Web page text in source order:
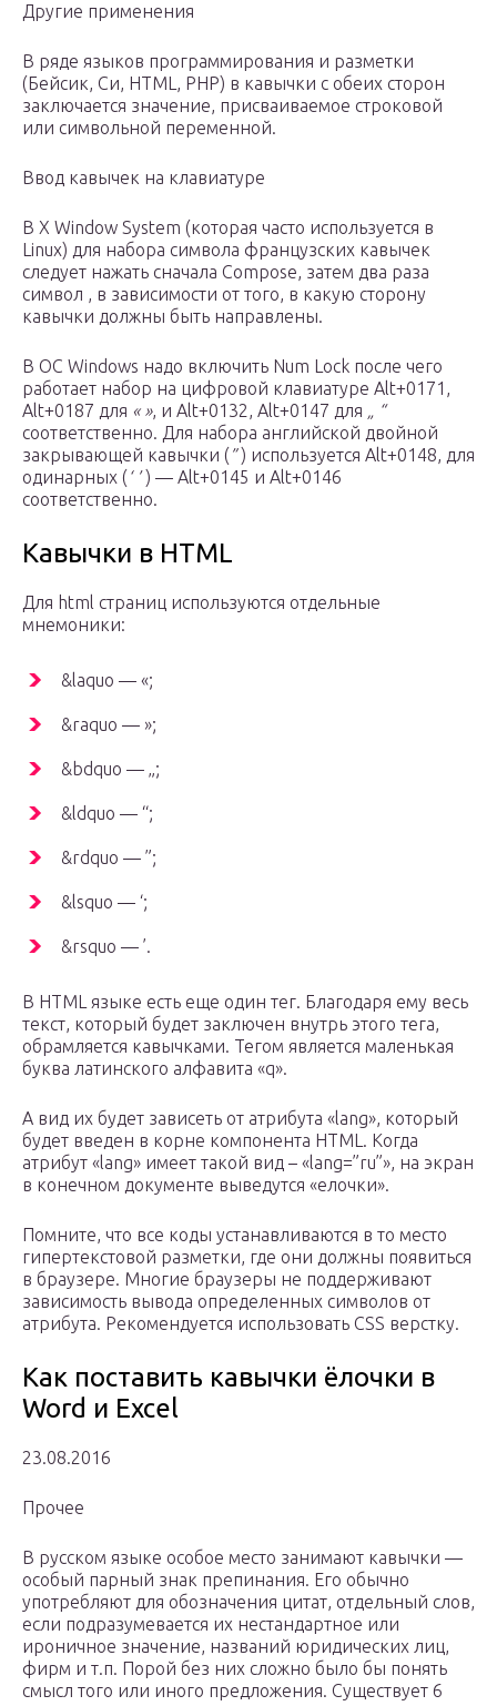
Другие применения
В ряде языков программирования и разметки
(Бейсик, Си, HTML, PHP) в кавычки с обеих сторон
заключается значение, присваиваемое строковой
или символьной переменной.
Ввод кавычек на клавиатуре
В X Window System (которая часто используется в
Linux) для набора символа французских кавычек
следует нажать сначала Compose, затем два раза
символ , в зависимости от того, в какую сторону
кавычки должны быть направлены.
В ОС Windows надо включить Num Lock после чего
работает набор на цифровой клавиатуре Alt+0171,
Alt+0187 для « », и Alt+0132, Alt+0147 для „ “
соответственно. Для набора английской двойной
закрывающей кавычки (”) используется Alt+0148, для
одинарных (‘ ’) — Alt+0145 и Alt+0146
соответственно.
Кавычки в HTML
Для html страниц используются отдельные
мнемоники:
&laquo — «;
&raquo — »;
&bdquo — „;
&ldquo — “;
&rdquo — ”;
&lsquo — ‘;
&rsquo — ’.
В HTML языке есть еще один тег. Благодаря ему весь
текст, который будет заключен внутрь этого тега,
обрамляется кавычками. Тегом является маленькая
буква латинского алфавита «q».
А вид их будет зависеть от атрибута «lang», который
будет введен в корне компонента HTML. Когда
атрибут «lang» имеет такой вид – «lang=”ru”», на экран
в конечном документе выведутся «елочки».
Помните, что все коды устанавливаются в то место
гипертекстовой разметки, где они должны появиться
в браузере. Многие браузеры не поддерживают
зависимость вывода определенных символов от
атрибута. Рекомендуется использовать CSS верстку.
Как поставить кавычки ёлочки в
Word и Excel
23.08.2016
Прочее
В русском языке особое место занимают кавычки —
особый парный знак препинания. Его обычно
употребляют для обозначения цитат, отдельный слов,
если подразумевается их нестандартное или
ироничное значение, названий юридических лиц,
фирм и т.п. Порой без них сложно было бы понять
смысл того или иного предложения. Существует 6